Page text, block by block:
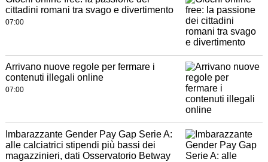
cittadini romani tra svago e divertimento
07:00
Arrivano nuove regole per fermare i
contenuti illegali online
07:00
Imbarazzante Gender Pay Gap Serie A:
alle calciatrici stipendi più bassi dei
magazzinieri, dati Osservatorio Betway